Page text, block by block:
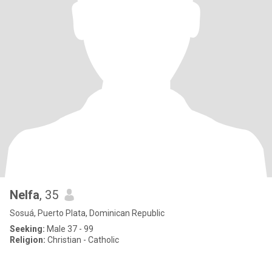
Nelfa, 35
Sosuá, Puerto Plata, Dominican Republic
Seeking: Male 37 - 99
Religion: Christian - Catholic